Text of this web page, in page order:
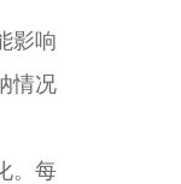
影响
情况
。每